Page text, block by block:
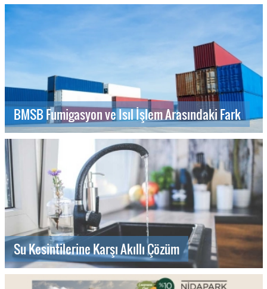
BMSB Fumigasyon ve Isıl İşlem Arasındaki Fark
Su Kesintilerine Karşı Akıllı Çözüm